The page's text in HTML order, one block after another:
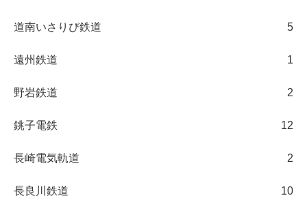
道南いさりび鉄道 5
遠州鉄道 1
野岩鉄道 2
銚子電鉄 12
長崎電気軌道 2
長良川鉄道 10